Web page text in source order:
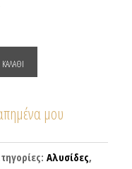
μου
Αλυσίδες,